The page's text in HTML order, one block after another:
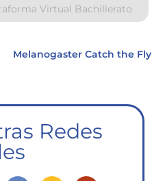
Virtual Bachillerato
Melanogaster Catch the Fly
Redes